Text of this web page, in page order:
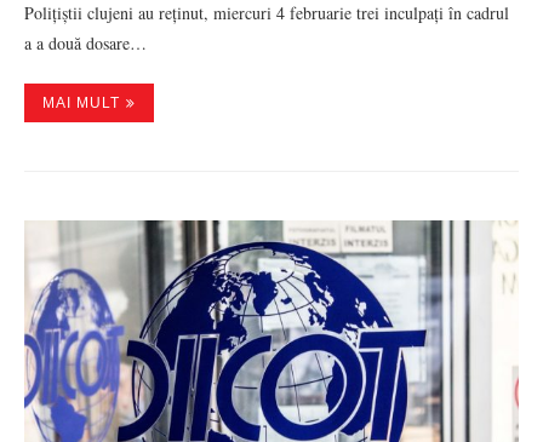
Polițiștii clujeni au reținut, miercuri 4 februarie trei inculpați în cadrul
a a două dosare…
MAI MULT